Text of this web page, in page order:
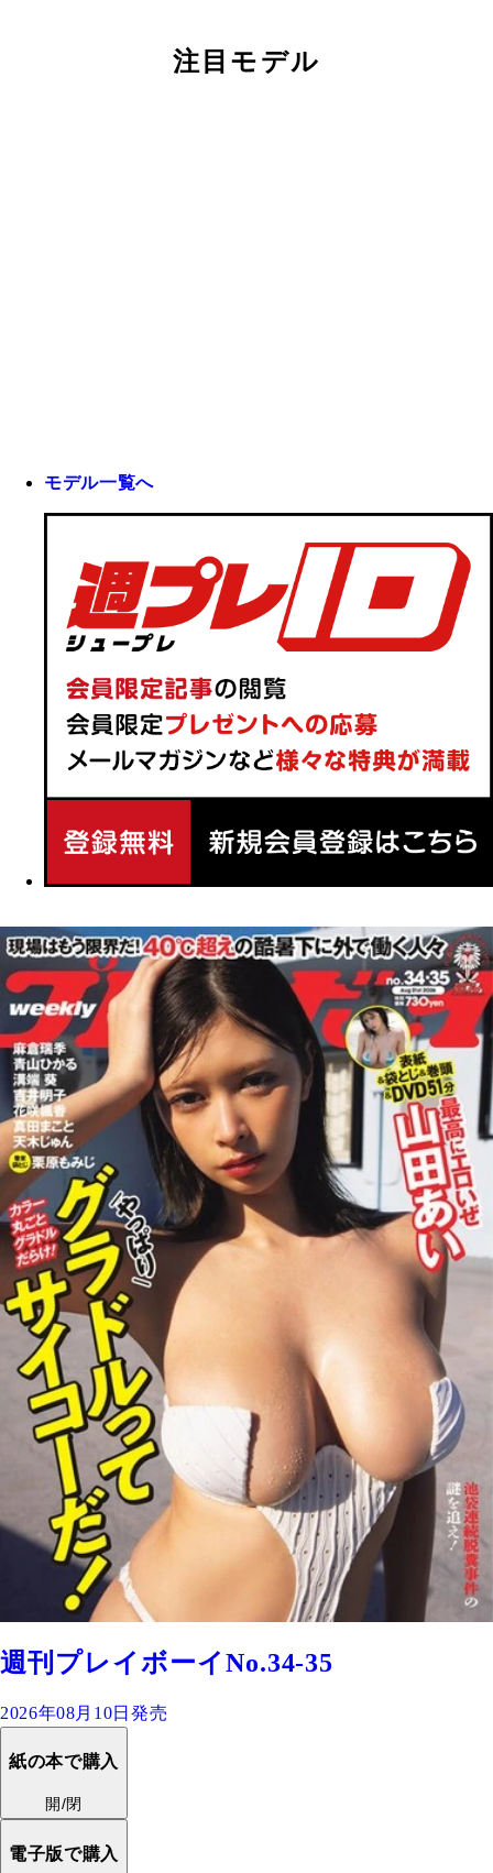
注目モデル
モデル一覧へ
週刊プレイボーイNo.34-35
2026年08月10日発売
紙の本で購入
開/閉
電子版で購入